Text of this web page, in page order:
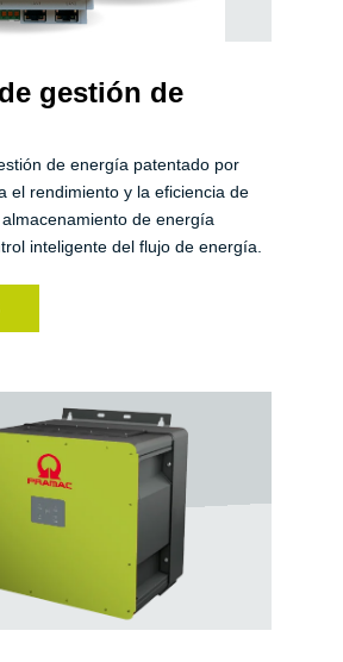
gestión de
de energía patentado por
el rendimiento y la eficiencia de
de energía
inteligente del flujo de energía.